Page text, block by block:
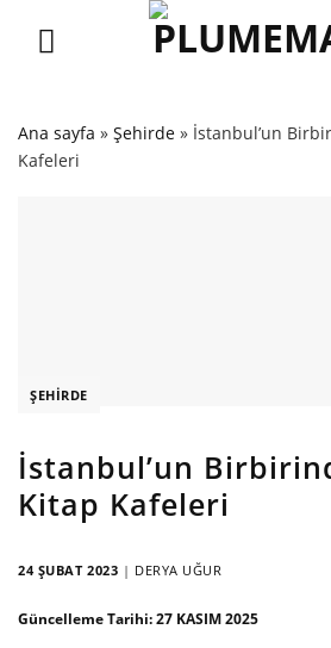
Ana sayfa » Şehirde » İstanbul’un
Kafeleri
ŞEHIRDE
İstanbul’un
Kitap Kafeleri
24 ŞUBAT 2023 | DERYA UĞUR
Güncelleme Tarihi:27 KASIM 2025